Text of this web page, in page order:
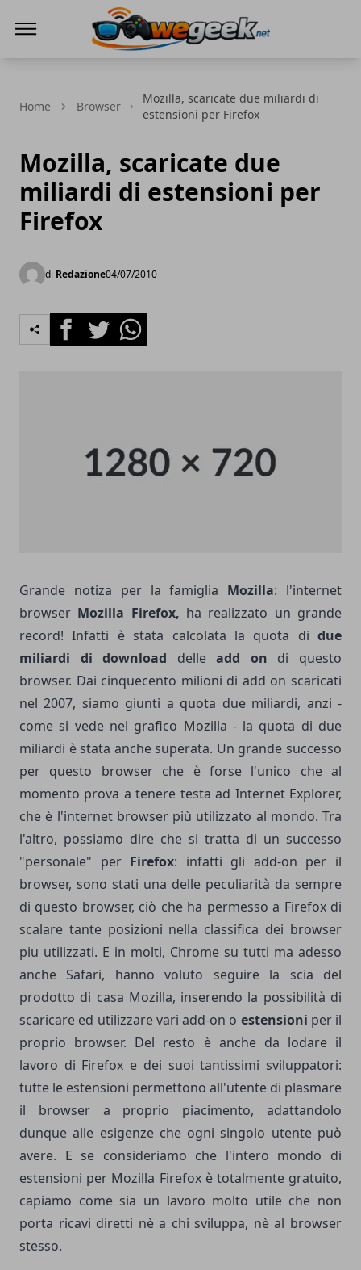
Home Browser
Mozilla, scaricate due miliardi di
estensioni per Firefox
Mozilla, scaricate due
miliardi di estensioni per
Firefox
di Redazione04/07/2010
FacebookTwitterWhatsapp
Grande notiza per la famiglia Mozilla: l'internet
browser Mozilla Firefox, ha realizzato un grande
record! Infatti è stata calcolata la quota di due
miliardi di download delleadd on di questo
browser. Dai cinquecento milioni di add on scaricati
nel 2007, siamo giunti a quota due miliardi, anzi -
come si vede nel grafico Mozilla - la quota di due
miliardi è stata anche superata. Un grande successo
per questo browser che è forse l'unico che al
momento prova a tenere testa ad Internet Explorer,
che è l'internet browser più utilizzato al mondo. Tra
l'altro, possiamo dire che si tratta di un successo
"personale" per Firefox: infatti gli add-on per il
browser, sono stati una delle peculiarità da sempre
di questo browser, ciò che ha permesso a Firefox di
scalare tante posizioni nella classifica dei browser
piu utilizzati. E in molti, Chrome su tutti ma adesso
anche Safari, hanno voluto seguire la scia del
prodotto di casa Mozilla, inserendo la possibilità di
scaricare ed utilizzare vari add-on o estensioni per il
proprio browser. Del resto è anche da lodare il
lavoro di Firefox e dei suoi tantissimi sviluppatori:
tutte le estensioni permettono all'utente di plasmare
il browser a proprio piacimento, adattandolo
dunque alle esigenze che ogni singolo utente può
avere. E se consideriamo che l'intero mondo di
estensioni per Mozilla Firefox è totalmente gratuito,
capiamo come sia un lavoro molto utile che non
porta ricavi diretti nè a chi sviluppa, nè al browser
stesso.